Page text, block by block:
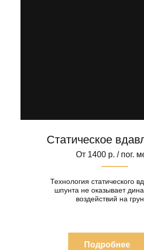
Статическое
От 1400 р. / пог.
Технология статического
шпунта не оказывает
воздействий на
Подробнее